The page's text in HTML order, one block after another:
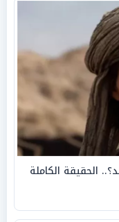
الحقيقة الكاملة